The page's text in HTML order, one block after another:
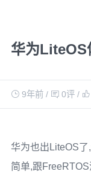
华为LiteOS
9年前/ 0评/
华为也出LiteOS
简单,跟